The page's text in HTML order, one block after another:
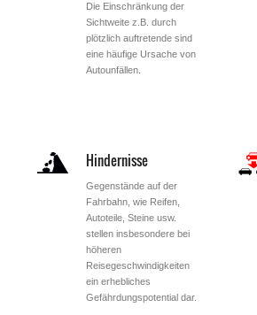
Die Einschränkung der
Sichtweite z.B. durch
plötzlich auftretende sind
eine häufige Ursache von
Autounfällen.
Hindernisse
Gegenstände auf der
Fahrbahn, wie Reifen,
Autoteile, Steine usw.
stellen insbesondere bei
höheren
Reisegeschwindigkeiten
ein erhebliches
Gefährdungspotential dar.